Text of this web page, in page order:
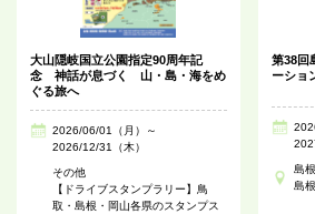
大山隠岐国立公園指定90周年記
念 神話が息づく 山・島・海をめ
ぐる旅へ
2026/06/01（月）～
2026/12/31（木）
その他
【ドライブスタンプラリー】鳥
取・島根・岡山各県のスタンプス
第38回
ーショ
島
島